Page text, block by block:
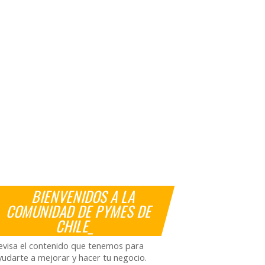
BIENVENIDOS A LA
COMUNIDAD DE PYMES DE
CHILE_
el contenido que tenemos para
a mejorar y hacer tu negocio.